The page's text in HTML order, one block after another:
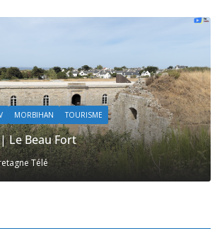
MORBIHAN TOURISME
| Les Secrets de la Lande
Télé